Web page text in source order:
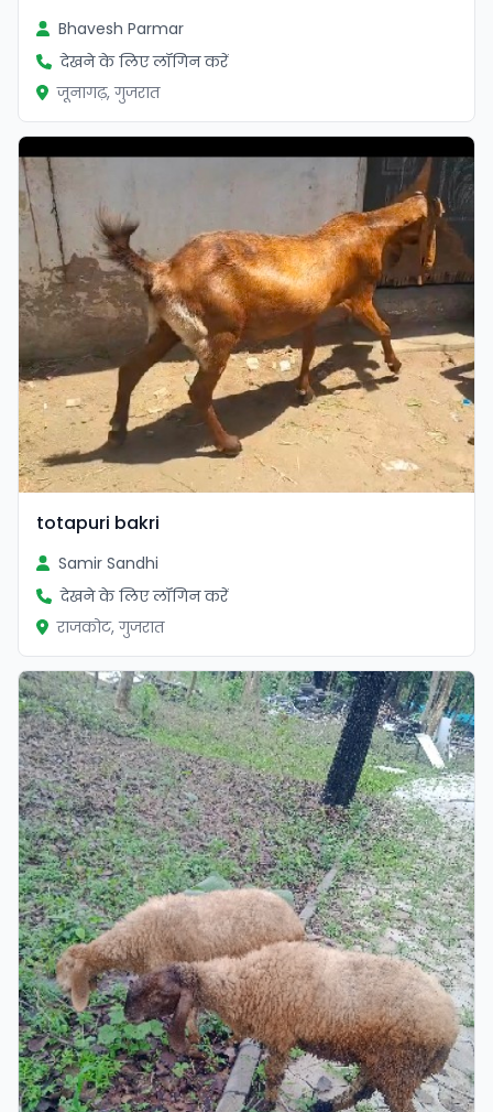
Bhavesh Parmar
देखने के लिए लॉगिन करें
जूनागढ़, गुजरात
totapuri bakri
Samir Sandhi
देखने के लिए लॉगिन करें
राजकोट, गुजरात